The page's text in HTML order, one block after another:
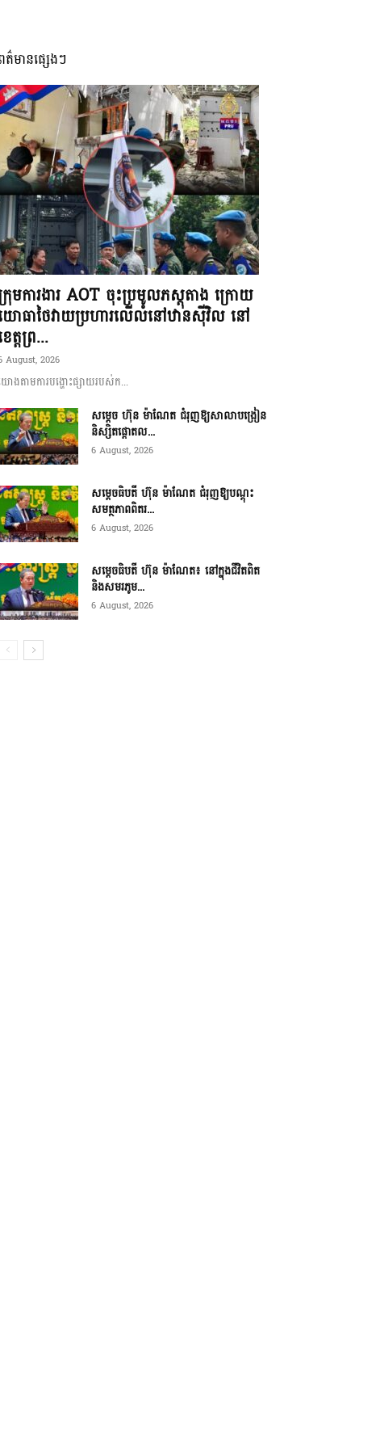
ត៌មានផ្សេងៗ
រុមការងារ AOT ចុះប្រមូលភស្តុតាង ក្រោយ
ោធាថៃវាយប្រហារលើលំនៅឋានស៊ីវិល នៅ
ត្តព្រ...
August, 2026
ងតាមការបង្ហោះផ្សាយរបស់ក...
សម្តេច ហ៊ុន ម៉ាណែត ជំរុញឱ្យសាលាបង្រៀន
និស្សិតផ្តោតល...
6 August, 2026
សម្តេចធិបតី ហ៊ុន ម៉ាណែត ជំរុញឱ្យបណ្តុះ
សមត្ថភាពពិតរ...
6 August, 2026
សម្តេចធិបតី ហ៊ុន ម៉ាណែត៖ នៅក្នុងជីវិតពិត
និងសមរភូម...
6 August, 2026